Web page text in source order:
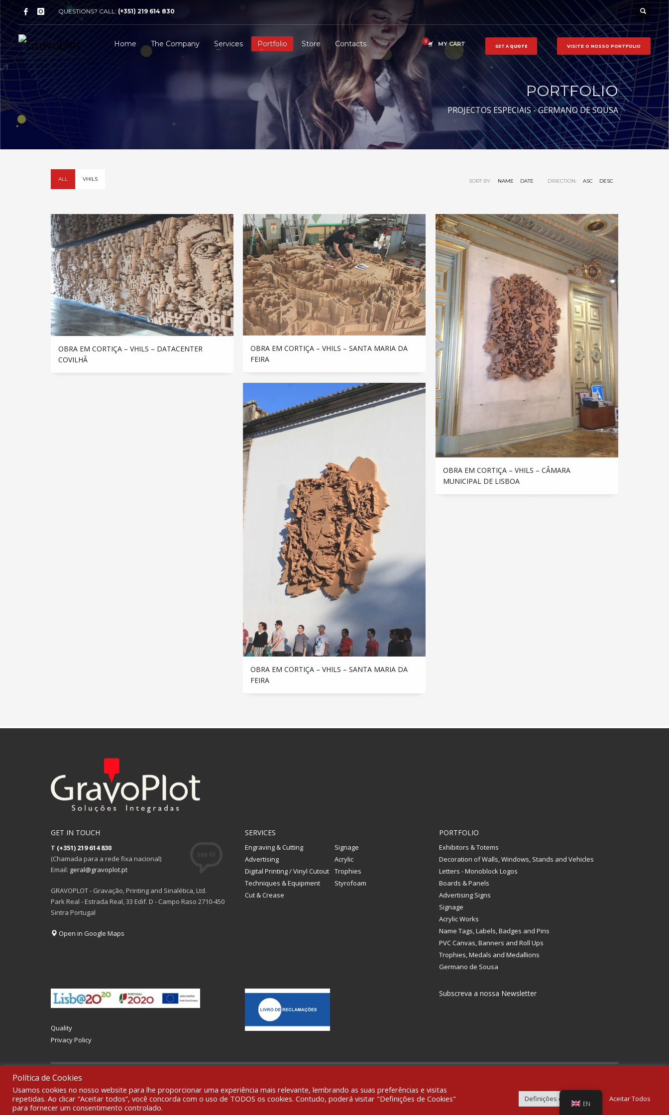
QUESTIONS? CALL: (+351) 219 614 830
Home The Company Services Portfolio Store Contacts MY CART GET A QUOTE VISITE O NOSSO PORTFOLIO
PORTFOLIO
PROJECTOS ESPECIAIS - GERMANO DE SOUSA
SORT BY: NAME DATE DIRECTION: ASC DESC
ALL VHILS
OBRA EM CORTIÇA – VHILS – DATACENTER
COVILHÃ
OBRA EM CORTIÇA – VHILS – SANTA MARIA DA
FEIRA
OBRA EM CORTIÇA – VHILS – CÂMARA
MUNICIPAL DE LISBOA
OBRA EM CORTIÇA – VHILS – SANTA MARIA DA
FEIRA
GET IN TOUCH
T (+351) 219 614 830
(Chamada para a rede fixa nacional)
Email: geral@gravoplot.pt
GRAVOPLOT - Gravação, Printing and Sinalética, Ltd.
Park Real - Estrada Real, 33 Edif. D - Campo Raso 2710-450
Sintra Portugal
Open in Google Maps
SERVICES
Engraving & Cutting
Signage
Advertising
Acrylic
Digital Printing / Vinyl Cutout
Trophies
Techniques & Equipment
Styrofoam
Cut & Crease
PORTFOLIO
Exhibitors & Totems
Decoration of Walls, Windows, Stands and Vehicles
Letters - Monoblock Logos
Boards & Panels
Advertising Signs
Signage
Acrylic Works
Name Tags, Labels, Badges and Pins
PVC Canvas, Banners and Roll Ups
Trophies, Medals and Medallions
Germano de Sousa
Quality
Privacy Policy
Subscreva a nossa Newsletter
Política de Cookies
Usamos cookies no nosso website para lhe proporcionar uma experiência mais relevante, lembrando as suas preferências e visitas
repetidas. Ao clicar “Aceitar todos”, você concorda com o uso de TODOS os cookies. Contudo, poderá visitar "Definições de Cookies"
para fornecer um consentimento controlado.
Definições de Cookies Aceitar Todos
EN